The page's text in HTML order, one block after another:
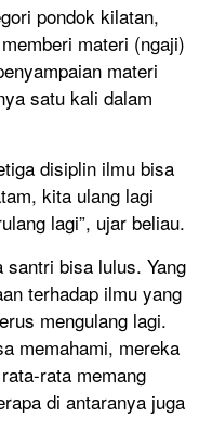
pondok kilatan,
materi (ngaji)
materi
satu kali dalam
disiplin ilmu bisa
kita ulang lagi
lagi”, ujar beliau.
santri bisa lulus. Yang
terhadap ilmu yang
mengulang lagi.
memahami, mereka
rata memang
di antaranya juga